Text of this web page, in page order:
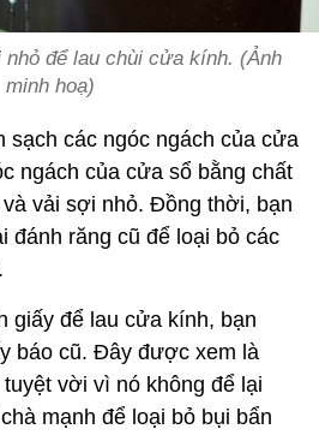
để lau chùi cửa kính. (Ảnh
minh hoạ)
sạch các ngóc ngách của cửa
ngách của cửa sổ bằng chất
vải sợi nhỏ. Đồng thời, bạn
đánh răng cũ để loại bỏ các
giấy để lau cửa kính, bạn
báo cũ. Đây được xem là
tuyệt vời vì nó không để lại
mạnh để loại bỏ bụi bẩn